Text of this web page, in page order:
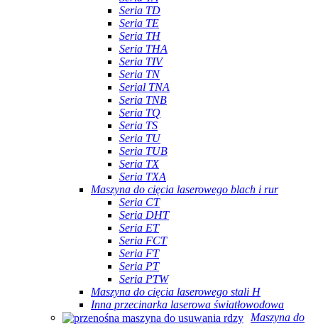
Seria TD
Seria TE
Seria TH
Seria THA
Seria TIV
Seria TN
Serial TNA
Seria TNB
Seria TQ
Seria TS
Seria TU
Seria TUB
Seria TX
Seria TXA
Maszyna do cięcia laserowego blach i rur
Seria CT
Seria DHT
Seria ET
Seria FCT
Seria FT
Seria PT
Seria PTW
Maszyna do cięcia laserowego stali H
Inna przecinarka laserowa światłowodowa
Maszyna do